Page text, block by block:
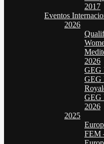
2017
Eventos
2026
2026
GEG
GEG
GEG
2026
2025
FEM